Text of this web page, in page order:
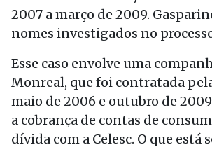
2007 a março de 2009.
nomes investigados no
Esse caso envolve uma
Monreal, que foi contratada
maio de 2006 e outubro de
a cobrança de contas de
dívida com a Celesc. O que está